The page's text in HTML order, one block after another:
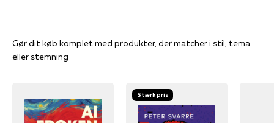
Gør dit køb komplet med produkter, der matcher i stil, tema
eller stemning
Stærk pris